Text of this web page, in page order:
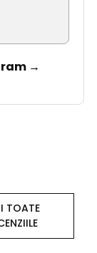
→
TOATE